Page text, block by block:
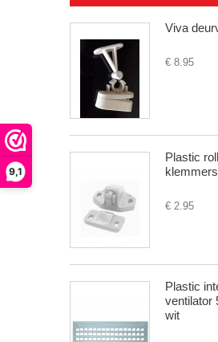
9,1
Viva
€ 8.95
Plastic
€ 2.95
Plastic
ventilator
wit